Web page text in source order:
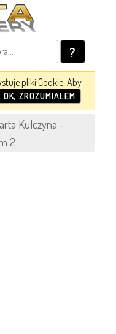
?
pliki Cookie. Aby
OK, ZROZUMIAŁEM
Kulczyna -
2